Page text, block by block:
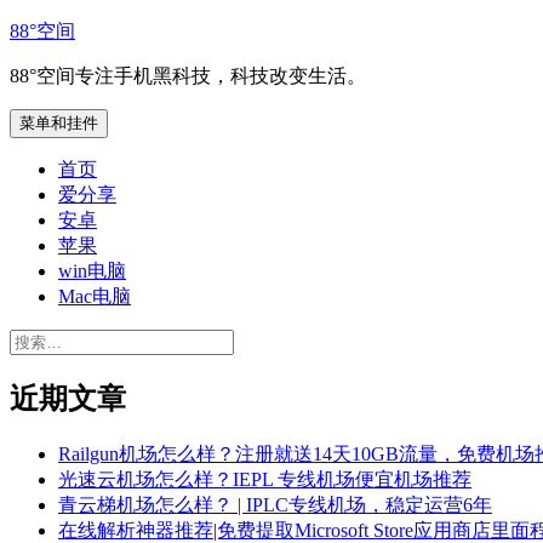
跳
内
容
88°空间
88°空间专注手机黑科技，科技改变生活。
菜单和挂件
首页
爱分享
安卓
苹果
win电脑
Mac电脑
搜
近期文章
Railgun机场怎么样？注册就送14天10GB流量，免费机场
光速云机场怎么样？IEPL 专线机场便宜机场推荐
青云梯机场怎么样？ | IPLC专线机场，稳定运营6年
在线解析神器推荐|免费提取Microsoft Store应用商店里面